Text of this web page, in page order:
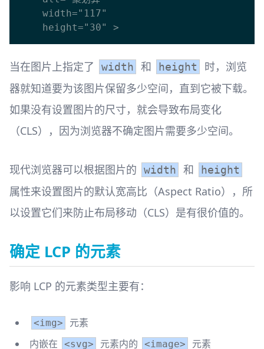
当在图片上指定了 width 和 height
时，浏览
器就知道要为该图片保留多少空间，直到它被下载。
如果没有设置图片的尺寸，就会导致布局变化
（CLS），因为浏览器不确定图片需要多少空间。
现代浏览器可以根据图片的 width 和 height
属性来设置图片的默认宽高比（Aspect Ratio），所
以设置它们来防止布局移动（CLS）是有很价值的。
确定 LCP 的元素
影响 LCP 的元素类型主要有：
<img>
元素
内嵌在
<svg> 元素内的 <image> 元素